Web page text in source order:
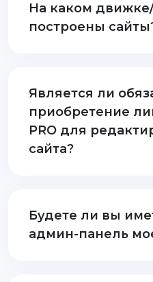
На каком
построены
Является ли
приобретение
PRO для
сайта?
Будете ли вы
админ-панель